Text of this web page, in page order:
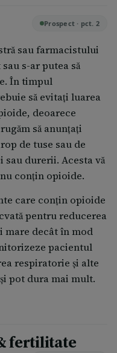
informaţi
luaţi naltrexonă şi că
rezultatele
durerile
non-
la medicamentele
cu
să anunţaţi
Prospect · pct. 2
sau farmacistului
s-ar putea să
În timpul
să evitaţi luarea
deoarece
să anunţaţi
de tuse sau de
durerii. Acesta vă
conţin opioide.
care conţin opioide
pentru reducerea
mare decât în mod
pacientul
respiratorie şi alte
pot dura mai mult.
fertilitate